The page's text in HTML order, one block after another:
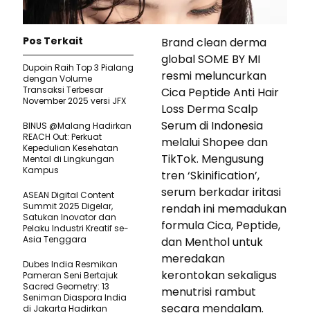
Brand clean derma
global SOME BY MI
resmi meluncurkan
Cica Peptide Anti Hair
Loss Derma Scalp
Serum di Indonesia
melalui Shopee dan
TikTok. Mengusung
tren ‘Skinification’,
serum berkadar iritasi
rendah ini memadukan
formula Cica, Peptide,
dan Menthol untuk
meredakan
kerontokan sekaligus
menutrisi rambut
secara mendalam.
Pos Terkait
Dupoin Raih Top 3 Pialang
dengan Volume
Transaksi Terbesar
November 2025 versi JFX
BINUS @Malang Hadirkan
REACH Out: Perkuat
Kepedulian Kesehatan
Mental di Lingkungan
Kampus
ASEAN Digital Content
Summit 2025 Digelar,
Satukan Inovator dan
Pelaku Industri Kreatif se-
Asia Tenggara
Dubes India Resmikan
Pameran Seni Bertajuk
Sacred Geometry: 13
Seniman Diaspora India
di Jakarta Hadirkan